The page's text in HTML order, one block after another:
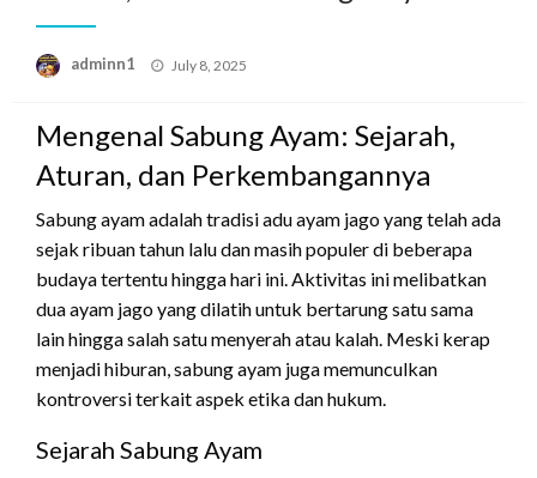
adminn1
Posted
July 8, 2025
Mengenal Sabung Ayam: Sejarah,
Aturan, dan Perkembangannya
Sabung ayam adalah tradisi adu ayam jago yang telah ada
sejak ribuan tahun lalu dan masih populer di beberapa
budaya tertentu hingga hari ini. Aktivitas ini melibatkan
dua ayam jago yang dilatih untuk bertarung satu sama
lain hingga salah satu menyerah atau kalah. Meski kerap
menjadi hiburan, sabung ayam juga memunculkan
kontroversi terkait aspek etika dan hukum.
Sejarah Sabung Ayam